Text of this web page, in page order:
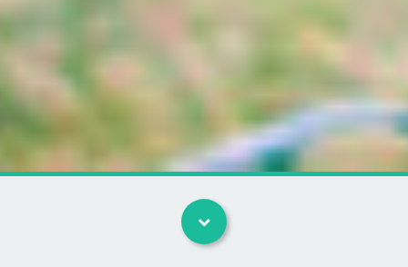
Kategorier